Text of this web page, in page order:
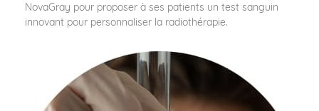
NovaGray pour proposer à ses patients un test sanguin
innovant pour personnaliser la radiothérapie.